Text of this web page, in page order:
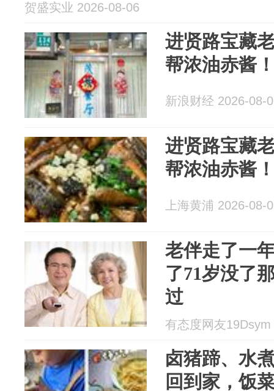
贺盛实业 2026-08-06
进贤路宝藏
帮浓油赤酱
新浪财经 2026-08-
进贤路宝藏
帮浓油赤酱
上海黄浦 2026-08-
老伴走了一
了71岁没了
过
有态度网友
卤猪蹄、水
回到家，饭